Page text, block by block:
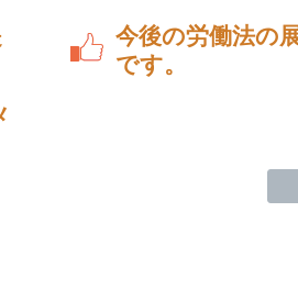
今後の労働法の
です。